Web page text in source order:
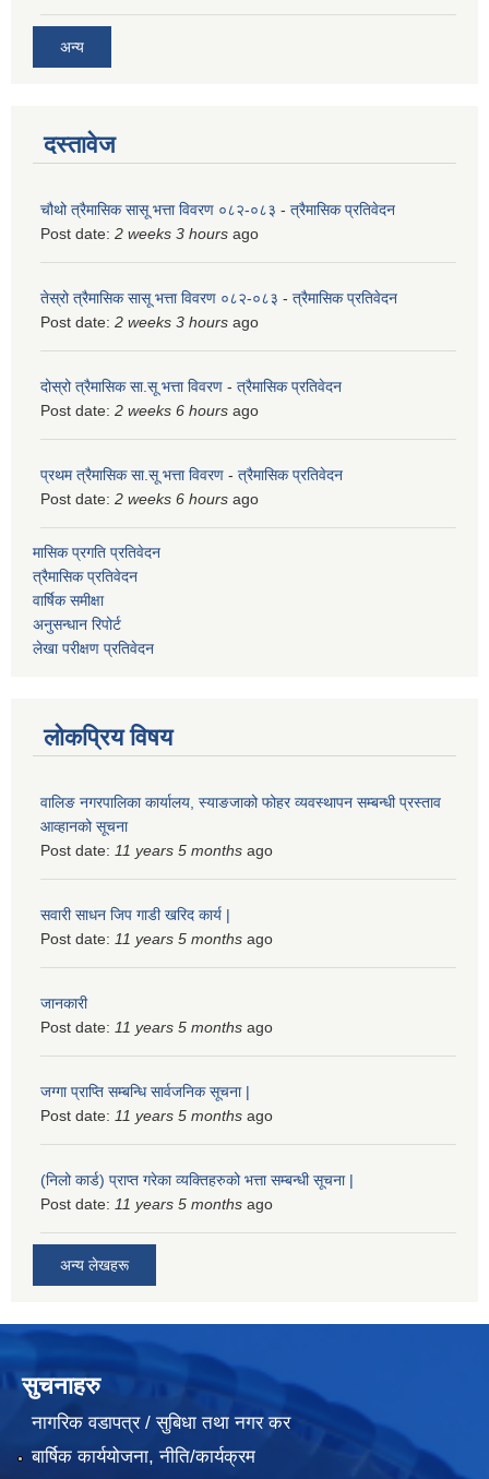
अन्य
दस्तावेज
चौथो त्रैमासिक सासू भत्ता विवरण ०८२-०८३ - त्रैमासिक प्रतिवेदन
Post date: 2 weeks 3 hours ago
तेस्रो त्रैमासिक सासू भत्ता विवरण ०८२-०८३ - त्रैमासिक प्रतिवेदन
Post date: 2 weeks 3 hours ago
दोस्रो त्रैमासिक सा.सू भत्ता विवरण - त्रैमासिक प्रतिवेदन
Post date: 2 weeks 6 hours ago
प्रथम त्रैमासिक सा.सू भत्ता विवरण - त्रैमासिक प्रतिवेदन
Post date: 2 weeks 6 hours ago
मासिक प्रगति प्रतिवेदन
त्रैमासिक प्रतिवेदन
वार्षिक समीक्षा
अनुसन्धान रिपोर्ट
लेखा परीक्षण प्रतिवेदन
लोकप्रिय विषय
वालिङ नगरपालिका कार्यालय, स्याङजाको फोहर व्यवस्थापन सम्बन्धी प्रस्ताव
आव्हानको सूचना
Post date: 11 years 5 months ago
सवारी साधन जिप गाडी खरिद कार्य |
Post date: 11 years 5 months ago
जानकारी
Post date: 11 years 5 months ago
जग्गा प्राप्ति सम्बन्धि सार्वजनिक सूचना |
Post date: 11 years 5 months ago
(निलो कार्ड) प्राप्त गरेका व्यक्तिहरुको भत्ता सम्बन्धी सूचना |
Post date: 11 years 5 months ago
अन्य लेखहरू
सुचनाहरु
नागरिक वडापत्र / सुबिधा तथा नगर कर
बार्षिक कार्ययोजना, नीति/कार्यक्रम